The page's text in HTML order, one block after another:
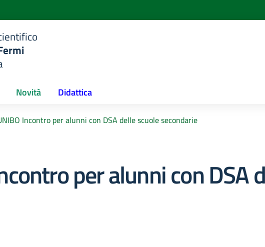
Novità Didattica
Incontro per alunni con DSA delle scuole secondarie
per alunni con DSA